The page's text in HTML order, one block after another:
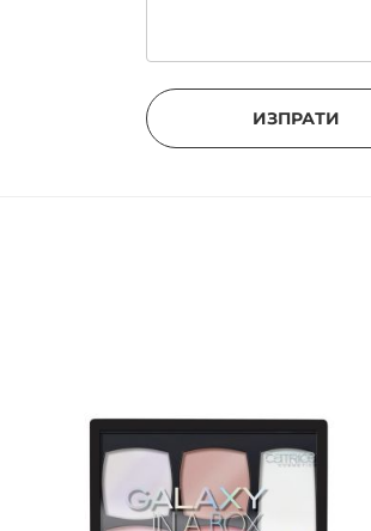
ИЗПРАТИ